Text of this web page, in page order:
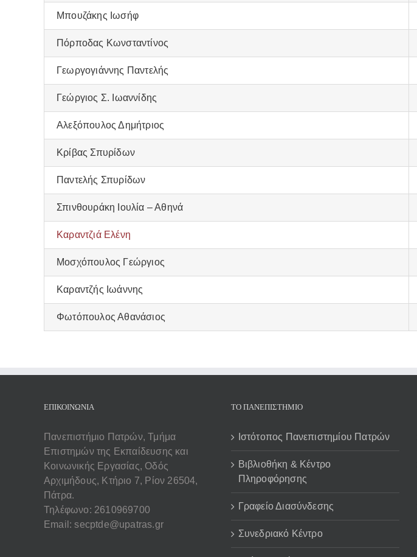
Μπουζάκης Ιωσήφ
Πόρποδας Κωνσταντίνος
Γεωργογιάννης Παντελής
Γεώργιος Σ. Ιωαννίδης
Αλεξόπουλος Δημήτριος
Κρίβας Σπυρίδων
Παντελής Σπυρίδων
Σπινθουράκη Ιουλία – Αθηνά
Καραντζιά Ελένη
Μοσχόπουλος Γεώργιος
Καραντζής Ιωάννης
Φωτόπουλος Αθανάσιος
ΕΠΙΚΟΙΝΩΝΊΑ
Πανεπιστήμιο Πατρών, Τμήμα
Επιστημών της Εκπαίδευσης και
Κοινωνικής Εργασίας, Οδός
Αρχιμήδους, Κτήριο 7, Ρίον 26504,
Πάτρα.
Τηλέφωνο: 2610969700
Email: secptde@upatras.gr
ΤΟ ΠΑΝΕΠΙΣΤΗΜΙΟ
Ιστότοπος Πανεπιστημίου Πατρών
Βιβλιοθήκη & Κέντρο
Πληροφόρησης
Γραφείο Διασύνδεσης
Συνεδριακό Κέντρο